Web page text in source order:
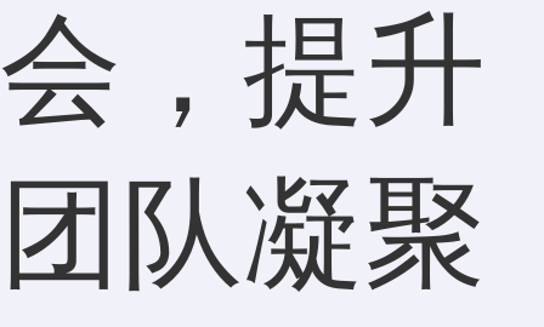
会，提升
团队凝聚